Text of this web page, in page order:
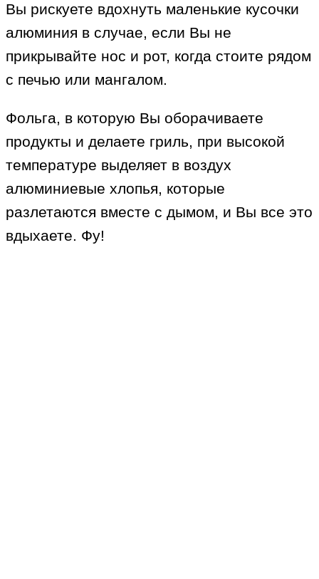
Вы рискуете вдохнуть маленькие кусочки
алюминия в случае, если Вы не
прикрывайте нос и рот, когда стоите рядом
с печью или мангалом.
Фольга, в которую Вы оборачиваете
продукты и делаете гриль, при высокой
температуре выделяет в воздух
алюминиевые хлопья, которые
разлетаются вместе с дымом, и Вы все это
вдыхаете. Фу!